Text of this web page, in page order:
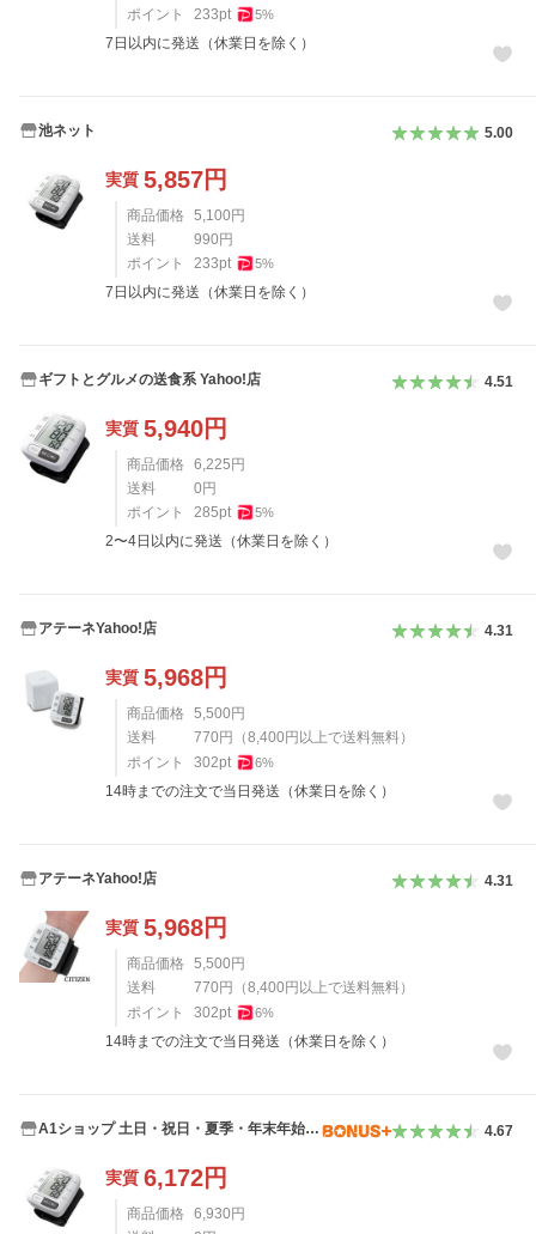
ポイント
233pt 5%
7日以内に発送（休業日を除く）
池ネット 5.00
実質 5,857円
商品価格 5,100 円
送料
990 円
ポイント
233pt 5%
7日以内に発送（休業日を除く）
ギフトとグルメの送食系 Yahoo!店 4.51
実質 5,940円
商品価格 6,225 円
送料
0 円
ポイント
285pt 5%
2〜4日以内に発送（休業日を除く）
アテーネYahoo!店 4.31
実質 5,968円
商品価格 5,500 円
送料
770 円 （8,400 円以上で送料無料）
ポイント
302pt 6%
14時までの注文で当日発送（休業日を除く）
アテーネYahoo!店 4.31
実質 5,968円
商品価格 5,500 円
送料
770 円 （8,400 円以上で送料無料）
ポイント
302pt 6%
14時までの注文で当日発送（休業日を除く）
A1ショップ 土日・祝日・夏季・年末年始休
4.67
実質 6,172円
商品価格 6,930 円